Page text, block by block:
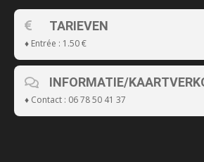
TARIEVEN
♦ Entrée : 1.50 €
INFORMATIE/
♦ Contact : 06 78 50 41 37